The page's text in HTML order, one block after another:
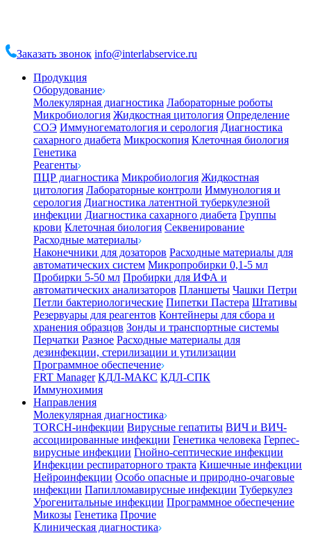
Заказать звонок info@interlabservice.ru
Продукция
Оборудование
Молекулярная диагностика Лабораторные роботы
Микробиология Жидкостная цитология Определение
СОЭ Иммуногематология и серология Диагностика
сахарного диабета Микроскопия Клеточная биология
Генетика
Реагенты
ПЦР диагностика Микробиология Жидкостная
цитология Лабораторные контроли Иммунология и
серология Диагностика латентной туберкулезной
инфекции Диагностика сахарного диабета Группы
крови Клеточная биология Секвенирование
Расходные материалы
Наконечники для дозаторов Расходные материалы для
автоматических систем Микропробирки 0,1-5 мл
Пробирки 5-50 мл Пробирки для ИФА и
автоматических анализаторов Планшеты Чашки Петри
Петли бактериологические Пипетки Пастера Штативы
Резервуары для реагентов Контейнеры для сбора и
хранения образцов Зонды и транспортные системы
Перчатки Разное Расходные материалы для
дезинфекции, стерилизации и утилизации
Программное обеспечение
FRT Manager КДЛ-МАКС КДЛ-СПК
Иммунохимия
Направления
Молекулярная диагностика
TORCH-инфекции Вирусные гепатиты ВИЧ и ВИЧ-
ассоциированные инфекции Генетика человека Герпес-
вирусные инфекции Гнойно-септические инфекции
Инфекции респираторного тракта Кишечные инфекции
Нейроинфекции Особо опасные и природно-очаговые
инфекции Папилломавирусные инфекции Туберкулез
Урогенитальные инфекции Программное обеспечение
Микозы Генетика Прочие
Клиническая диагностика